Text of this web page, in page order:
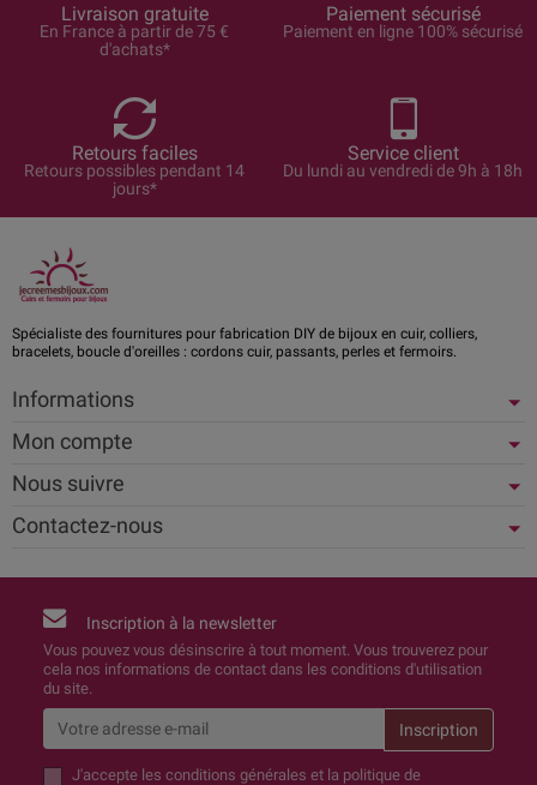
Livraison gratuite
En France à partir de 75 €
d'achats*
Paiement sécurisé
Paiement en ligne 100% sécurisé
Retours faciles
Retours possibles pendant 14
jours*
Service client
Du lundi au vendredi de 9h à 18h
Spécialiste des fournitures pour fabrication DIY de bijoux en cuir, colliers,
bracelets, boucle d'oreilles : cordons cuir, passants, perles et fermoirs.
Informations
Mon compte
Nous suivre
Contactez-nous
Inscription à la newsletter
Vous pouvez vous désinscrire à tout moment. Vous trouverez pour
cela nos informations de contact dans les conditions d'utilisation
du site.
J'accepte les conditions générales et la politique de